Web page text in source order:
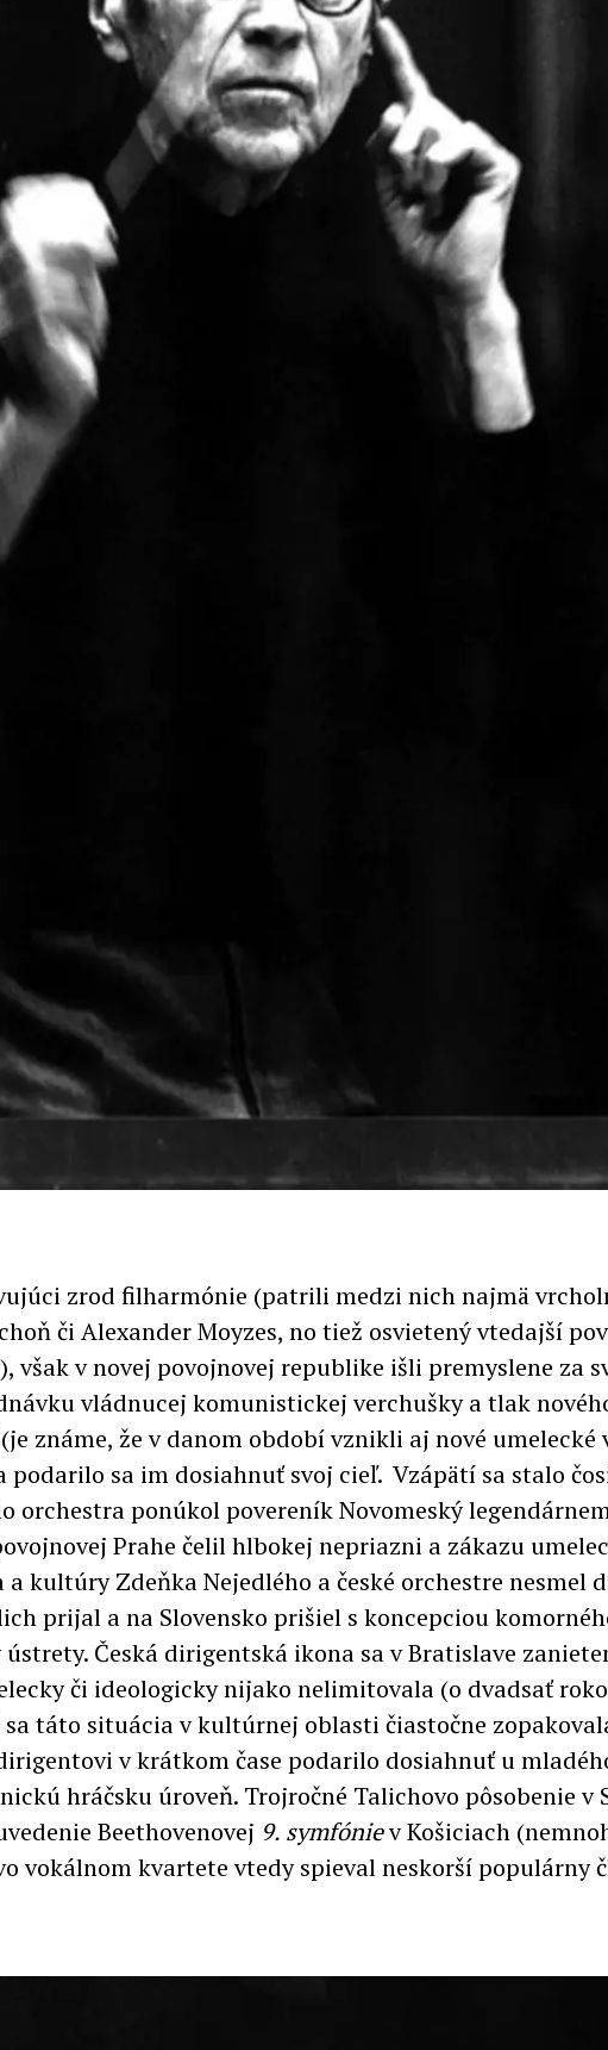
zrod filharmónie (patrili medzi nich najmä
či Alexander Moyzes, no tiež osvietený vtedajší
však v novej povojnovej republike išli premyslene za
vládnucej komunistickej verchušky a tlak
známe, že v danom období vznikli aj nové umelecké
podarilo sa im dosiahnuť svoj cieľ. Vzápätí sa stalo
orchestra ponúkol povereník Novomeský
Prahe čelil hlbokej nepriazni a zákazu
kultúry Zdeňka Nejedlého a české orchestre nesmel
prijal a na Slovensko prišiel s koncepciou
Česká dirigentská ikona sa v Bratislave
či ideologicky nijako nelimitovala (o dvadsať
táto situácia v kultúrnej oblasti čiastočne
v krátkom čase podarilo dosiahnuť u
hráčsku úroveň. Trojročné Talichovo pôsobenie v
Beethovenovej 9. symfóniev Košiciach
vokálnom kvartete vtedy spieval neskorší populárny